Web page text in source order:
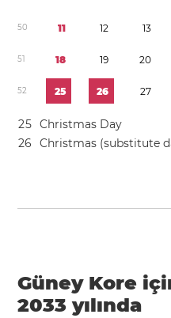
50 11 12 13
51 18 19 20
52 25 26 27
25 Christmas Day
26 Christmas (substitute
Güney Kore
2033 yılında